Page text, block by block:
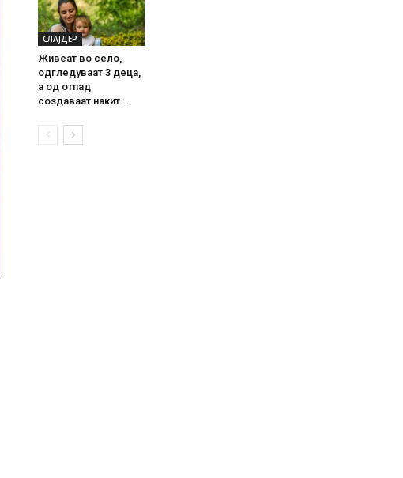
СЛАЈДЕР
Живеат во село,
одгледуваат 3 деца,
а од отпад
создаваат накит...